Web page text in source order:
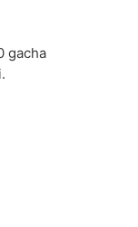
gacha